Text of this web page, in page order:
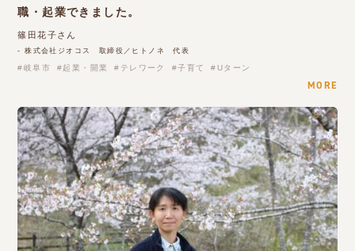
職・起業できました。
篠田花子さん
- 株式会社ジオコス 取締役／ヒトノネ 代表
岐阜市 起業・開業 テレワーク 子育て Uターン
MORE